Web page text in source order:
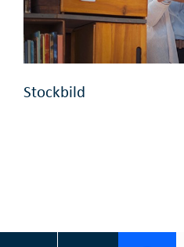
Stockbild